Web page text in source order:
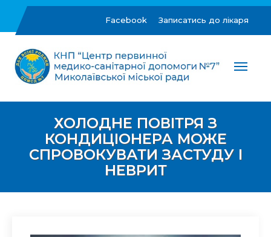
content
Facebook Записатись до лікаря
ЦПМСД №7 м.Миколаїв
первинної медико-санітарної допомоги №7"
ХОЛОДНЕ ПОВІТРЯ З
КОНДИЦІОНЕРА МОЖЕ
СПРОВОКУВАТИ ЗАСТУДУ І
НЕВРИТ